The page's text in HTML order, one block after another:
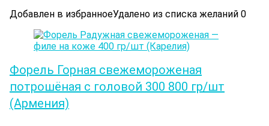
Добавлен в избранноеУдалено из списка желаний 0
Форель Горная свежемороженая
потрошёная с головой 300 800 гр/шт
(Армения)